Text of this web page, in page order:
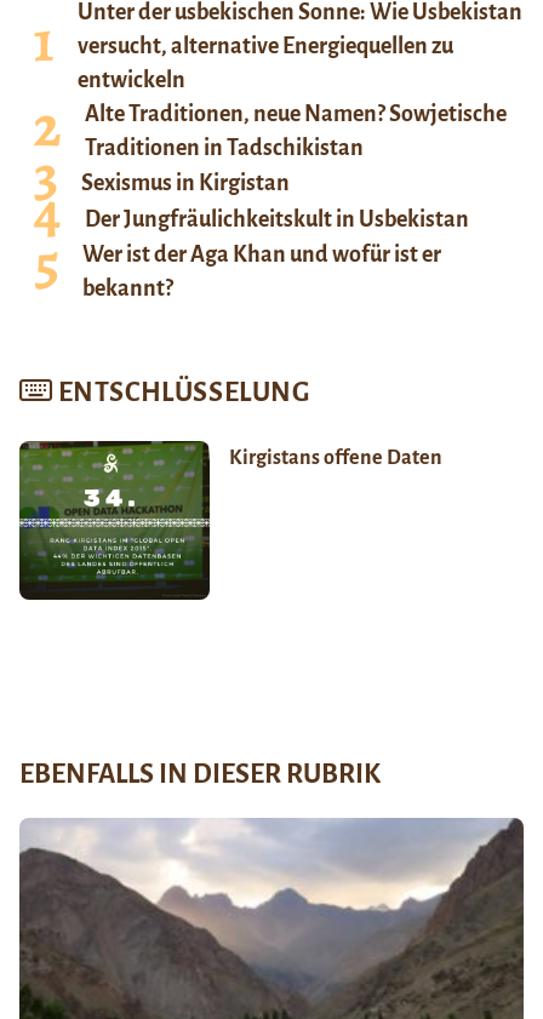
Unter der usbekischen Sonne: Wie Usbekistan
versucht, alternative Energiequellen zu
entwickeln
Alte Traditionen, neue Namen? Sowjetische
Traditionen in Tadschikistan
Sexismus in Kirgistan
Der Jungfräulichkeitskult in Usbekistan
Wer ist der Aga Khan und wofür ist er
bekannt?
ENTSCHLÜSSELUNG
Kirgistans offene Daten
EBENFALLS IN DIESER RUBRIK